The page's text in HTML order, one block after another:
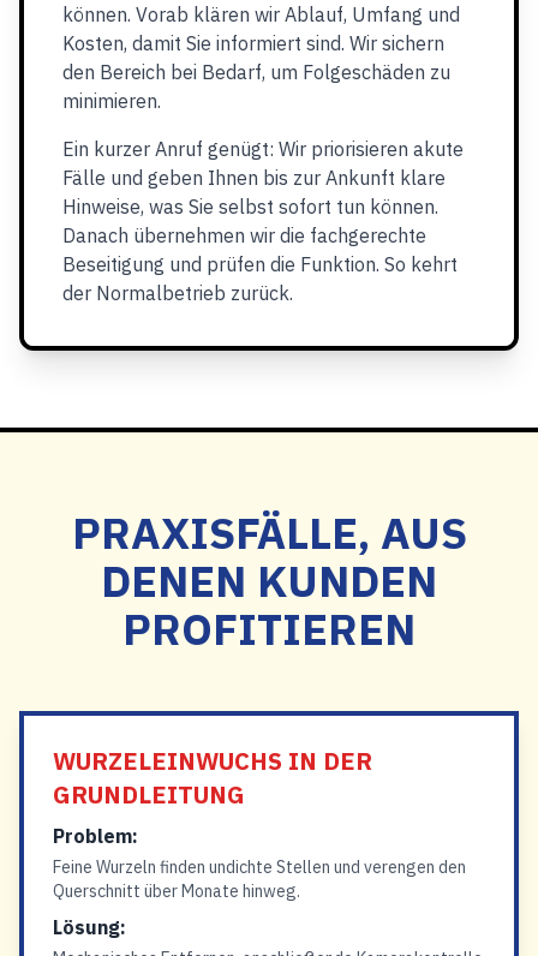
können. Vorab klären wir Ablauf, Umfang und
Kosten, damit Sie informiert sind. Wir sichern
den Bereich bei Bedarf, um Folgeschäden zu
minimieren.
Ein kurzer Anruf genügt: Wir priorisieren akute
Fälle und geben Ihnen bis zur Ankunft klare
Hinweise, was Sie selbst sofort tun können.
Danach übernehmen wir die fachgerechte
Beseitigung und prüfen die Funktion. So kehrt
der Normalbetrieb zurück.
PRAXISFÄLLE, AUS
DENEN KUNDEN
PROFITIEREN
WURZELEINWUCHS IN DER
GRUNDLEITUNG
Problem:
Feine Wurzeln finden undichte Stellen und verengen den
Querschnitt über Monate hinweg.
Lösung: